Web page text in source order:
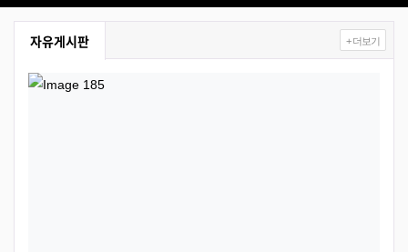
자유게시판 + 더보기